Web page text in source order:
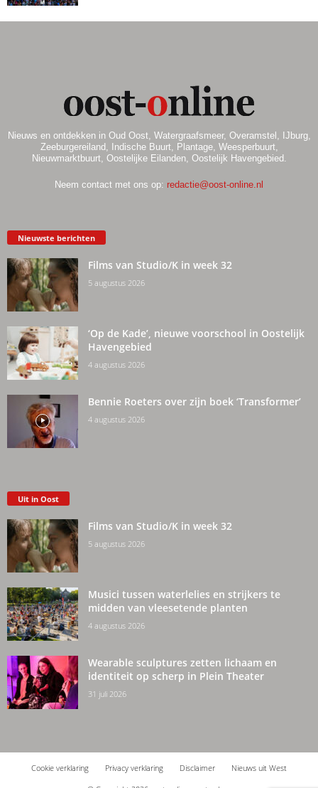
Nieuws en ontdekken in Oud Oost, Watergraafsmeer, Overamstel, IJburg,
Zeeburgereiland, Indische Buurt, Plantage, Weesperbuurt,
Nieuwmarktbuurt, Oostelijke Eilanden, Oostelijk Havengebied.
Neem contact met ons op: redactie@oost-online.nl
Nieuwste berichten
Films van Studio/K in week 32
5 augustus 2026
‘Op de Kade’, nieuwe voorschool in Oostelijk
Havengebied
4 augustus 2026
Bennie Roeters over zijn boek ‘Transformer’
4 augustus 2026
Uit in Oost
Films van Studio/K in week 32
5 augustus 2026
Musici tussen waterlelies en strijkers te
midden van vleesetende planten
4 augustus 2026
Wearable sculptures zetten lichaam en
identiteit op scherp in Plein Theater
31 juli 2026
Cookie verklaring Privacy verklaring Disclaimer
Nieuws uit West